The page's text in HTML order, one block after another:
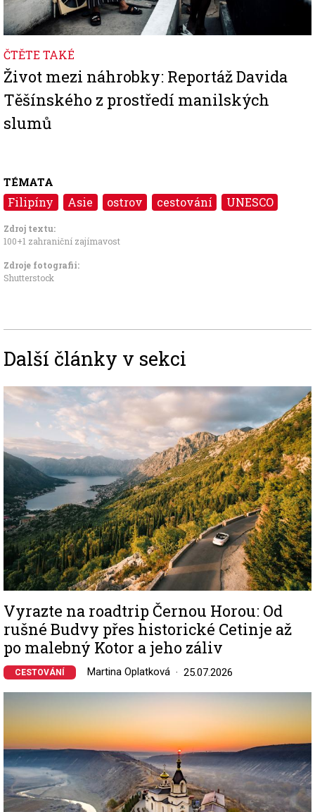
ČTĚTE TAKÉ
Život mezi náhrobky: Reportáž Davida
Těšínského z prostředí manilských
slumů
TÉMATA
Filipíny Asie ostrov cestování UNESCO
Zdroj textu:
100+1 zahraniční zajímavost
Zdroje fotografii:
Shutterstock
Další články v sekci
Image
Vyrazte na roadtrip Černou Horou: Od
rušné Budvy přes historické Cetinje až
po malebný Kotor a jeho záliv
CESTOVÁNÍ Martina Oplatková 25.07.2026